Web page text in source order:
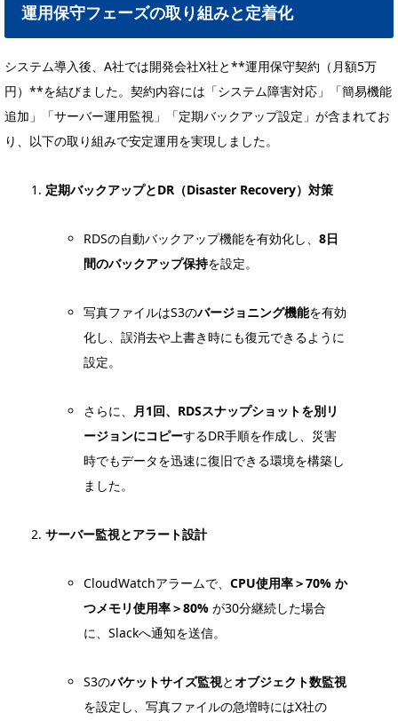
運用保守フェーズの取り組みと定着化
システム導入後、A社では開発会社X社と**運用保守契約（月額5万
円）**を結びました。契約内容には「システム障害対応」「簡易機能
追加」「サーバー運用監視」「定期バックアップ設定」が含まれてお
り、以下の取り組みで安定運用を実現しました。
定期バックアップとDR（Disaster Recovery）対策
RDSの自動バックアップ機能を有効化し、8日
間のバックアップ保持を設定。
写真ファイルはS3のバージョニング機能を有効
化し、誤消去や上書き時にも復元できるように
設定。
さらに、 月1回、RDSスナップショットを別リ
ージョンにコピーするDR手順を作成し、災害
時でもデータを迅速に復旧できる環境を構築し
ました。
サーバー監視とアラート設計
CloudWatchアラームで、CPU使用率＞70% か
つメモリ使用率＞80% が30分継続した場合
に、Slackへ通知を送信。
S3のバケットサイズ監視とオブジェクト数監視
を設定し、写真ファイルの急増時にはX社の